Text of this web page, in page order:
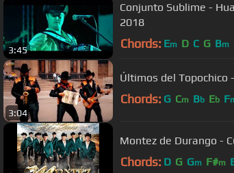
3:45
Conjunto Sublime -
2018
Chords: Em D C G Bm
3:04
Últimos del Topochico
Chords: G Cm Bb Eb F
Montez de Durango -
Chords: D G Gm F#m